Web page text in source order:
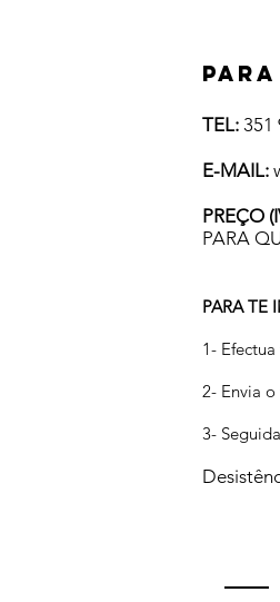
TEL: 351
E-MAIL:
PREÇO
PARA
PARA TE
1-
2- Envia
3-